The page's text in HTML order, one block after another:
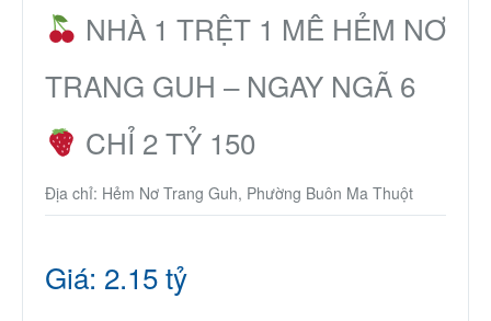
Nhà phố
Biệt thự
Chung cư
Trang trại – Kho – Xưởng
Thành Phố Cà Phê
NHÀ 1 TRỆT 1 MÊ HẺM NƠ
TRANG GUH – NGAY NGÃ 6
CHỈ 2 TỶ 150
Địa chỉ: Hẻm Nơ Trang Guh, Phường Buôn Ma Thuột
Giá: 2.15 tỷ